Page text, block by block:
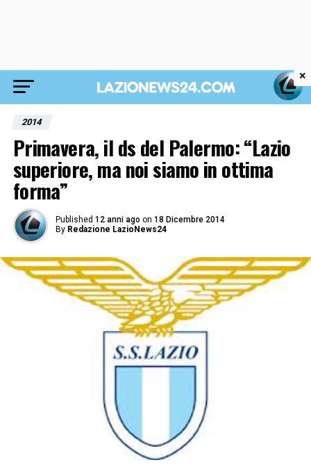
2014
Primavera, il ds del Palermo: “Lazio
superiore, ma noi siamo in ottima
forma”
Published 12 anni ago on 18 Dicembre 2014
By Redazione LazioNews24
×